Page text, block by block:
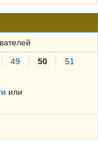
49 50
51
или